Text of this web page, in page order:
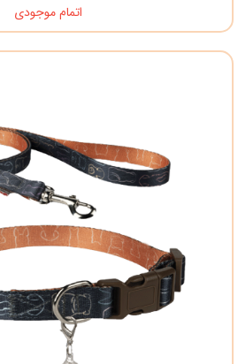
اتمام موجودی